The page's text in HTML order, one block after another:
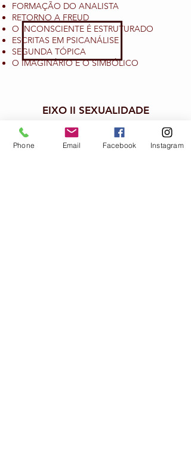
FORMAÇÃO DO ANALISTA
RETORNO A FREUD
O INCONSCIENTE É ESTRUTURADO
ESCRITAS EM PSICANÁLISE
SEGUNDA TÓPICA
O IMAGINÁRIO E O SIMBÓLICO
EIXO II SEXUALIDADE
A PULSÃO
Phone Email Facebook Instagram